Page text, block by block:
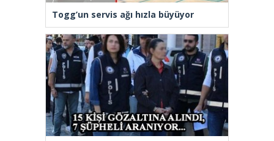
Togg’un servis ağı hızla büyüyor